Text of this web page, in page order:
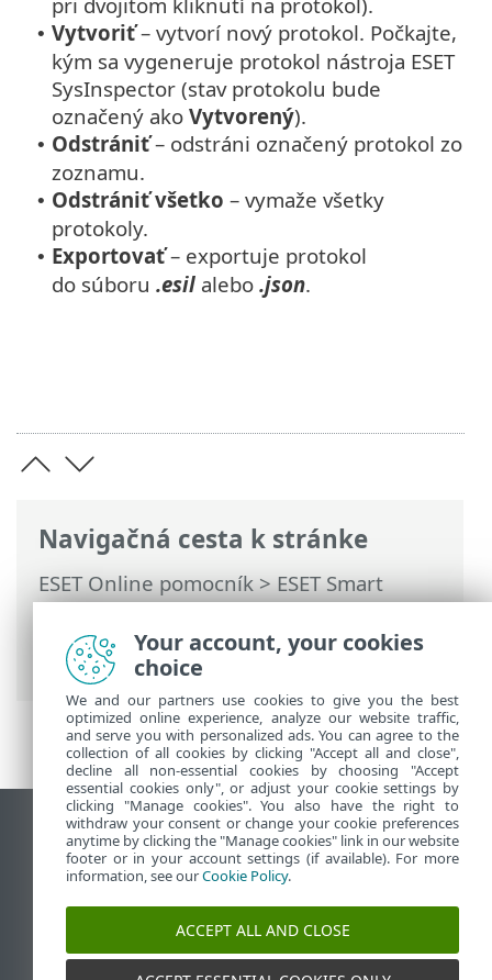
Navigačná cesta k stránke
ESET Online pomocník>ESET Smart
Security Premium>Práca s programom
ESET Smart Security Premium>Nástroje
> ESET SysInspector
• Vytvoriť– vytvorí nový protokol. Počkajte,
kým sa vygeneruje protokol nástroja ESET
SysInspector (stav protokolu bude
označený ako Vytvorený).
• Odstrániť– odstráni označený protokol zo
zoznamu.
• Odstrániť všetko – vymaže všetky
protokoly.
• Exportovať– exportuje protokol
do súboru .esil alebo .json.
Zobraziť stránku ako na počítači
End of Life
Databáza znalostí ESET
ESET Fórum
ESET Status Portal
Technická podpora
Your account, your cookies
choice
We and our partners use cookies to give you the best
optimized online experience, analyze our website traffic,
and serve you with personalized ads. You can agree to the
collection of all cookies by clicking "Accept all and close",
decline all non-essential cookies by choosing "Accept
essential cookies only", or adjust your cookie settings by
clicking "Manage cookies". You also have the right to
withdraw your consent or change your cookie preferences
anytime by clicking the "Manage cookies" link in our website
footer or in your account settings (if available). For more
information, see ourCookie Policy.
ACCEPT ALL AND CLOSE